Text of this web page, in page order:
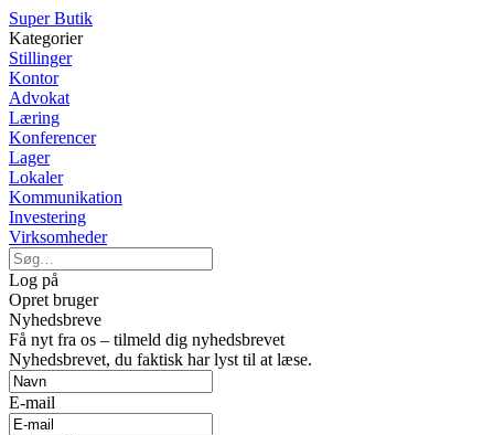
Super Butik
Kategorier
Stillinger
Kontor
Advokat
Læring
Konferencer
Lager
Lokaler
Kommunikation
Investering
Virksomheder
Log på
Opret bruger
Nyhedsbreve
Få nyt fra os – tilmeld dig nyhedsbrevet
Nyhedsbrevet, du faktisk har lyst til at læse.
E-mail